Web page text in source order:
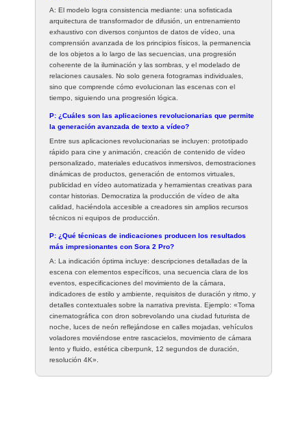
A: El modelo logra consistencia mediante: una sofisticada
arquitectura de transformador de difusión, un entrenamiento
exhaustivo con diversos conjuntos de datos de vídeo, una
comprensión avanzada de los principios físicos, la permanencia
de los objetos a lo largo de las secuencias, una progresión
coherente de la iluminación y las sombras, y el modelado de
relaciones causales. No solo genera fotogramas individuales,
sino que comprende cómo evolucionan las escenas con el
tiempo, siguiendo una progresión lógica.
P: ¿Cuáles son las aplicaciones revolucionarias que permite
la generación avanzada de texto a vídeo?
Entre sus aplicaciones revolucionarias se incluyen: prototipado
rápido para cine y animación, creación de contenido de vídeo
personalizado, materiales educativos inmersivos, demostraciones
dinámicas de productos, generación de entornos virtuales,
publicidad en vídeo automatizada y herramientas creativas para
contar historias. Democratiza la producción de vídeo de alta
calidad, haciéndola accesible a creadores sin amplios recursos
técnicos ni equipos de producción.
P: ¿Qué técnicas de indicaciones producen los resultados
más impresionantes con Sora 2 Pro?
A: La indicación óptima incluye: descripciones detalladas de la
escena con elementos específicos, una secuencia clara de los
eventos, especificaciones del movimiento de la cámara,
indicadores de estilo y ambiente, requisitos de duración y ritmo, y
detalles contextuales sobre la narrativa prevista. Ejemplo: «Toma
cinematográfica con dron sobrevolando una ciudad futurista de
noche, luces de neón reflejándose en calles mojadas, vehículos
voladores moviéndose entre rascacielos, movimiento de cámara
lento y fluido, estética ciberpunk, 12 segundos de duración,
resolución 4K».